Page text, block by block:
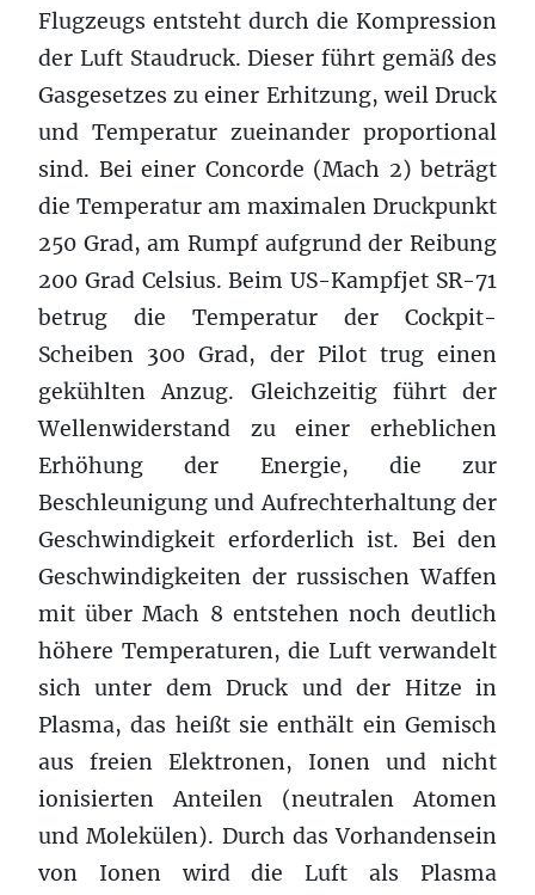
Flugzeugs entsteht durch die Kompression
der Luft Staudruck. Dieser führt gemäß des
Gasgesetzes zu einer Erhitzung, weil Druck
und Temperatur zueinander proportional
sind. Bei einer Concorde (Mach 2) beträgt
die Temperatur am maximalen Druckpunkt
250 Grad, am Rumpf aufgrund der Reibung
200 Grad Celsius. Beim US-Kampfjet SR-71
betrug die Temperatur der Cockpit-
Scheiben 300 Grad, der Pilot trug einen
gekühlten Anzug. Gleichzeitig führt der
Wellenwiderstand zu einer erheblichen
Erhöhung der Energie, die zur
Beschleunigung und Aufrechterhaltung der
Geschwindigkeit erforderlich ist. Bei den
Geschwindigkeiten der russischen Waffen
mit über Mach 8 entstehen noch deutlich
höhere Temperaturen, die Luft verwandelt
sich unter dem Druck und der Hitze in
Plasma, das heißt sie enthält ein Gemisch
aus freien Elektronen, Ionen und nicht
ionisierten Anteilen (neutralen Atomen
und Molekülen). Durch das Vorhandensein
von Ionen wird die Luft als Plasma